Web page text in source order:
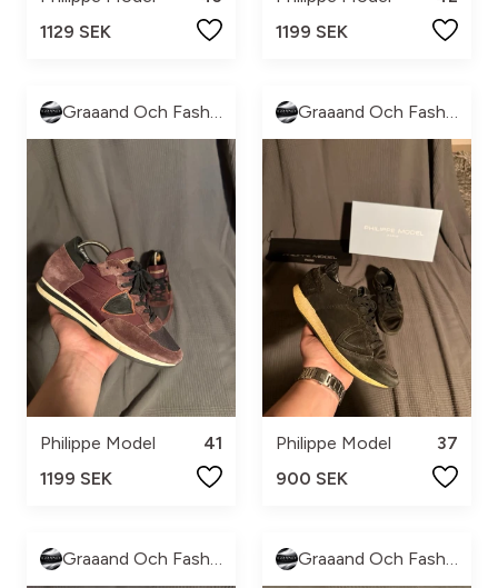
1129 SEK
1199 SEK
Philippe Model
41
1199 SEK
Philippe Model
37
900 SEK
Graaand Och Fashion Graaand Och Fashion